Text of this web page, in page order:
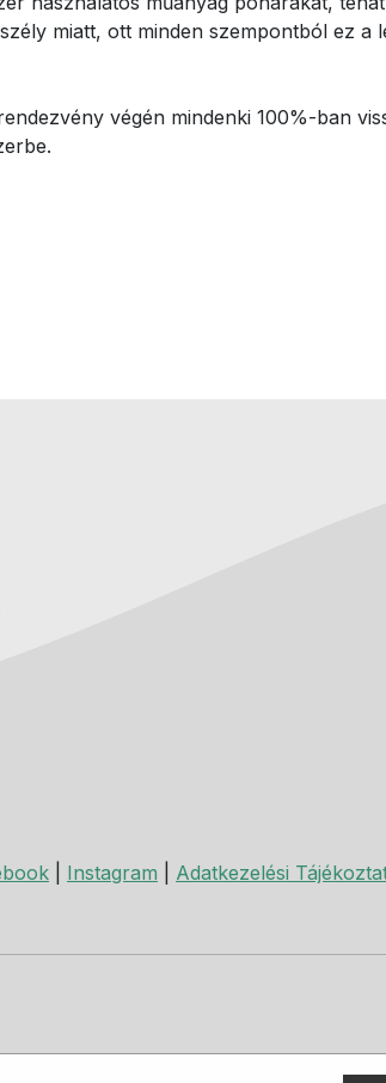
miatt, ott minden szempontból ez a
végén mindenki 100%-ban
Instagram Adatkezelési